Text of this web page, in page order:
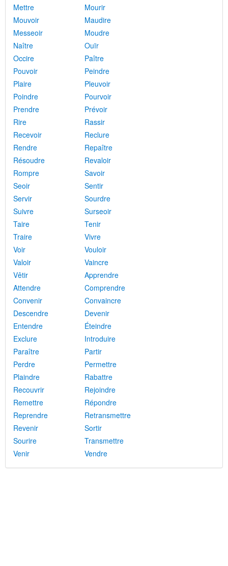
Mettre
Mourir
Mouvoir
Maudire
Messeoir
Moudre
Naître
Ouïr
Occire
Paître
Pouvoir
Peindre
Plaire
Pleuvoir
Poindre
Pourvoir
Prendre
Prévoir
Rire
Rassir
Recevoir
Reclure
Rendre
Repaître
Résoudre
Revaloir
Rompre
Savoir
Seoir
Sentir
Servir
Sourdre
Suivre
Surseoir
Taire
Tenir
Traire
Vivre
Voir
Vouloir
Valoir
Vaincre
Vêtir
Apprendre
Attendre
Comprendre
Convenir
Convaincre
Descendre
Devenir
Entendre
Éteindre
Exclure
Introduire
Paraître
Partir
Perdre
Permettre
Plaindre
Rabattre
Recouvrir
Rejoindre
Remettre
Répondre
Reprendre
Retransmettre
Revenir
Sortir
Sourire
Transmettre
Venir
Vendre